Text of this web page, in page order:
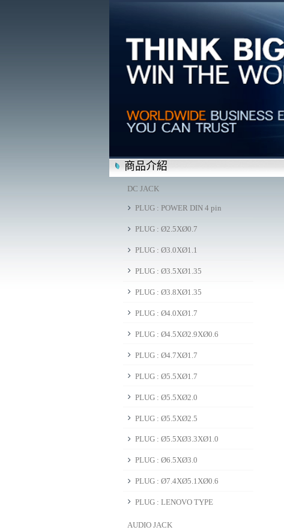
商品介紹
DC JACK
PLUG : POWER DIN 4 pin
PLUG : Ø2.5XØ0.7
PLUG : Ø3.0XØ1.1
PLUG : Ø3.5XØ1.35
PLUG : Ø3.8XØ1.35
PLUG : Ø4.0XØ1.7
PLUG : Ø4.5XØ2.9XØ0.6
PLUG : Ø4.7XØ1.7
PLUG : Ø5.5XØ1.7
PLUG : Ø5.5XØ2.0
PLUG : Ø5.5XØ2.5
PLUG : Ø5.5XØ3.3XØ1.0
PLUG : Ø6.5XØ3.0
PLUG : Ø7.4XØ5.1XØ0.6
PLUG : LENOVO TYPE
AUDIO JACK